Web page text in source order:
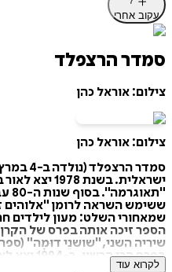
עקוב אחרי
סמדר הרצפלד
צילום: אוראל כהן
צילום: אוראל כהן
ישראלית.
ששימש השראה לרומן "אלוהים
בפרס
לקרוא עוד